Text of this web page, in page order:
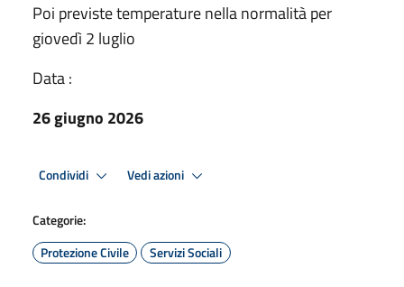
Poi previste temperature nella normalità per
giovedì 2 luglio
Data :
26 giugno 2026
Condividi Vedi azioni
Categorie:
Protezione Civile
Servizi Sociali